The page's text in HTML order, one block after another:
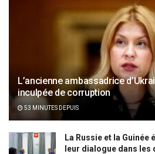
L’ancienne ambassadrice
inculpée de corruption
53 MINUTES DEPUIS
La Russie et la
leur dialogue dans les